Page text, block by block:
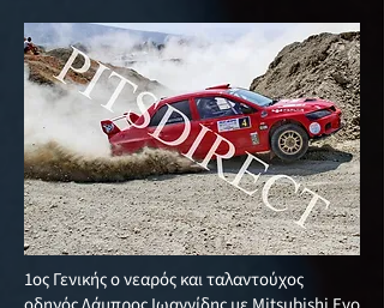
1ος Γενικής ο νεαρός και ταλαντούχος